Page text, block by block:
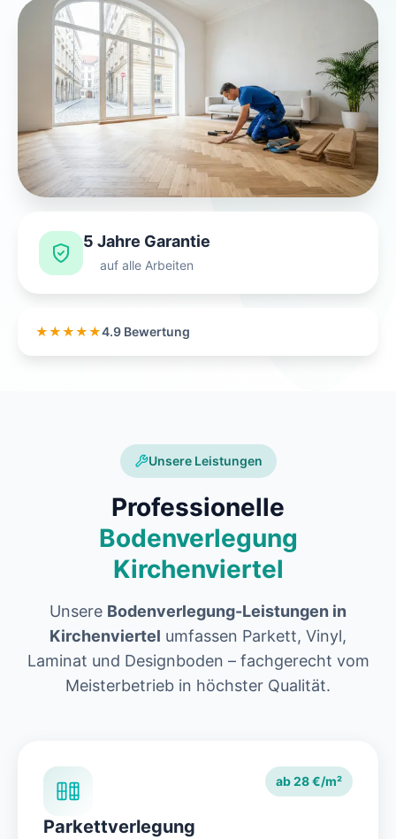
5 Jahre Garantie
auf alle Arbeiten
★★★★★4.9 Bewertung
Unsere Leistungen
Professionelle
Bodenverlegung
Kirchenviertel
Unsere Bodenverlegung-Leistungen in
Kirchenviertel umfassen Parkett, Vinyl,
Laminat und Designboden – fachgerecht vom
Meisterbetrieb in höchster Qualität.
ab 28 €/m²
Parkettverlegung